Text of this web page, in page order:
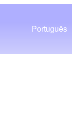
Português